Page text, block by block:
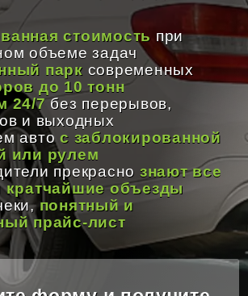
стоимость при
объеме задач
парк современных
до 10 тонн
24/7 без перерывов,
и выходных
автос заблокированной
или рулем
прекрасно знают все
кратчайшие объезды
понятный и
прайс-лист